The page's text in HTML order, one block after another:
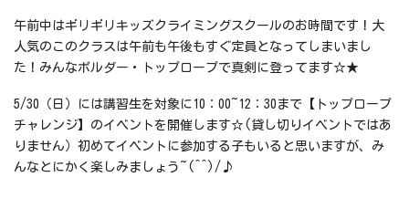
午前中はギリギリキッズクライミングスクールのお時間です！大
人気のこのクラスは午前も午後もすぐ定員となってしまいまし
た！みんなボルダー・トップロープで真剣に登ってます☆★
5/30（日）には講習生を対象に10：00~12：30まで【トップロープ
チャレンジ】のイベントを開催します☆(貸し切りイベントではあ
りません）初めてイベントに参加する子もいると思いますが、み
んなとにかく楽しみましょう~(^^)/♪